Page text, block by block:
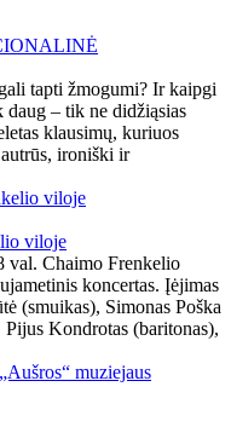
tapti žmogumi? Ir kaipgi
– tik ne didžiąsias
klausimų, kuriuos
ironiški ir
viloje
val. Chaimo Frenkelio
koncertas. Įėjimas
(smuikas), Simonas Poška
Pijus Kondrotas (baritonas),